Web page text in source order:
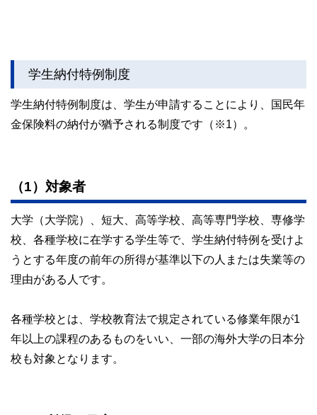
学生納付特例制度
学生納付特例制度は、学生が申請することにより、国民年
金保険料の納付が猶予される制度です（※1）。
（1）対象者
大学（大学院）、短大、高等学校、高等専門学校、専修学
校、各種学校に在学する学生等で、学生納付特例を受けよ
うとする年度の前年の所得が基準以下の人または失業等の
理由がある人です。
各種学校とは、学校教育法で規定されている修業年限が1
年以上の課程のあるものをいい、一部の海外大学の日本分
校も対象となります。